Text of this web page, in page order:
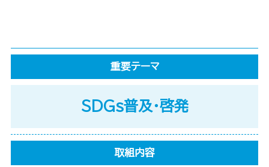
重要テーマ
SDGs普及・啓発
取組内容